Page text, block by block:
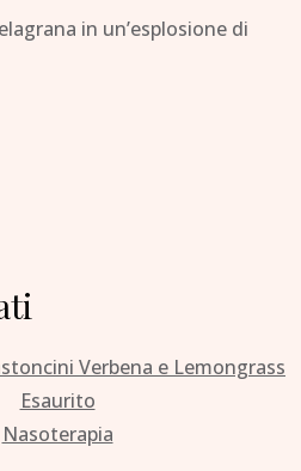
in un’esplosione di
Esaurito
Nasoterapia